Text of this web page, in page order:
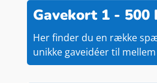
Gavekort 1 - 500
Her finder du en række
unikke gaveidéer til